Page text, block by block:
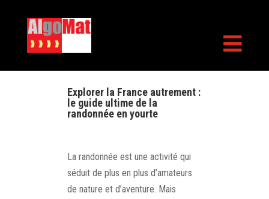

Explorer la France autrement :
le guide ultime de la
randonnée en yourte
La randonnée est une activité qui
séduit de plus en plus d’amateurs
de nature et d’aventure. Mais